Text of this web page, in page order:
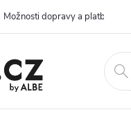
Možnosti dopravy a platby